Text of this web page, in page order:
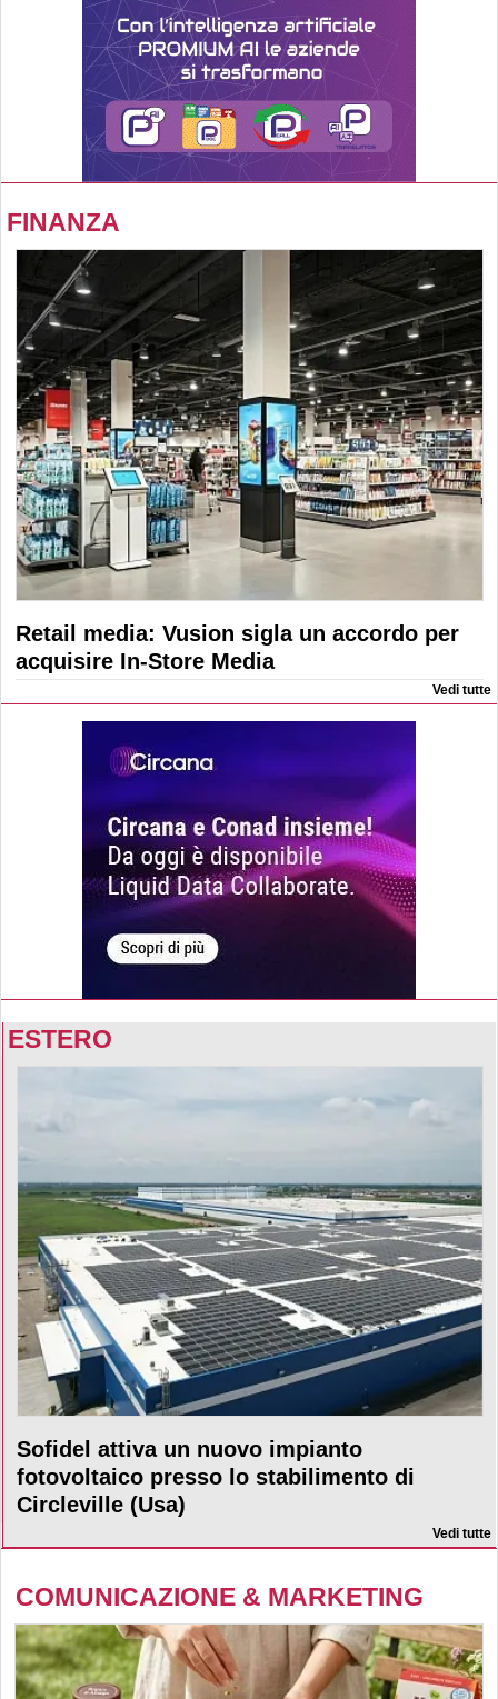
FINANZA
Retail media: Vusion sigla un accordo per
acquisire In-Store Media
Vedi tutte
ESTERO
Sofidel attiva un nuovo impianto
fotovoltaico presso lo stabilimento di
Circleville (Usa)
Vedi tutte
COMUNICAZIONE & MARKETING